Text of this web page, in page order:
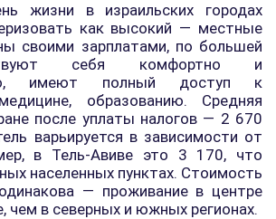
жизни в израильских городах
как высокий — местные
своими зарплатами, по большей
себя комфортно и
имеют полный доступ к
образованию. Средняя
после уплаты налогов — 2 670
варьируется в зависимости от
в Тель-Авиве это 3 170, что
населенных пунктах. Стоимость
— проживание в центре
чем в северных и южных регионах.